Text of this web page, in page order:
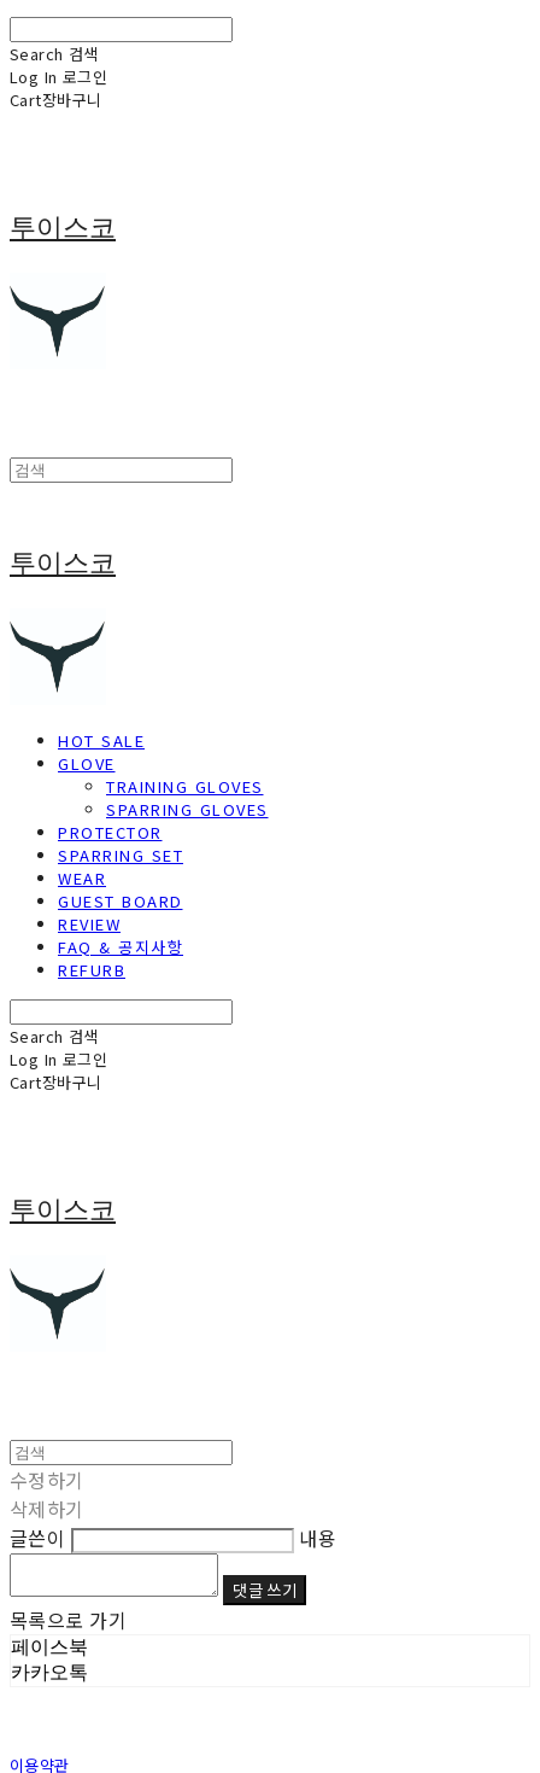
Search 검색
Log In 로그인
Cart장바구니
투이스코
투이스코
HOT SALE
GLOVE
TRAINING GLOVES
SPARRING GLOVES
PROTECTOR
SPARRING SET
WEAR
GUEST BOARD
REVIEW
FAQ & 공지사항
REFURB
Search 검색
Log In 로그인
Cart장바구니
투이스코
수정하기
삭제하기
글쓴이
내용
댓글 쓰기
목록으로 가기
페이스북
카카오톡
이용약관